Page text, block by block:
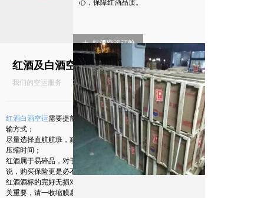
心，保障红酒品质。
ꄸ 红酒空运订舱
红酒及白酒空运优势
我们的空运服务
红酒白酒空运需要提前订舱，制定好运
输方式；
尽量选择直航航班，减少货物中转次数
压缩时间；
红酒属于易碎品，对于高端葡萄酒来
说，购买保险更是必不可少的
红酒酒标的完好无损对于葡萄酒来说至
关重要，请一收缩膜裹好